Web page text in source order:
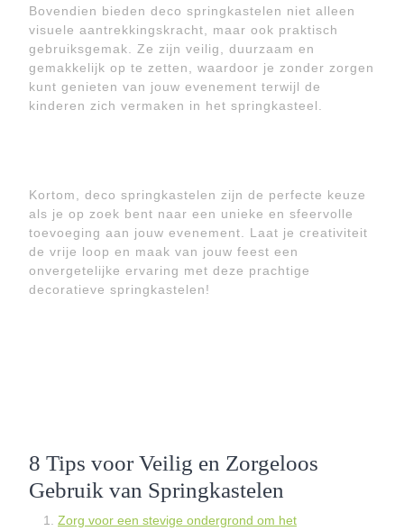
Bovendien bieden deco springkastelen niet alleen
visuele aantrekkingskracht, maar ook praktisch
gebruiksgemak. Ze zijn veilig, duurzaam en
gemakkelijk op te zetten, waardoor je zonder zorgen
kunt genieten van jouw evenement terwijl de
kinderen zich vermaken in het springkasteel.
Kortom, deco springkastelen zijn de perfecte keuze
als je op zoek bent naar een unieke en sfeervolle
toevoeging aan jouw evenement. Laat je creativiteit
de vrije loop en maak van jouw feest een
onvergetelijke ervaring met deze prachtige
decoratieve springkastelen!
8 Tips voor Veilig en Zorgeloos
Gebruik van Springkastelen
Zorg voor een stevige ondergrond om het